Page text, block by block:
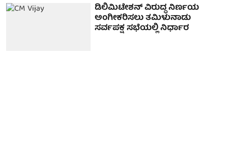
ಡಿಲಿಮಿಟೇಶನ್ ವಿರುದ್ಧ ನಿರ್ಣಯ
ಅಂಗೀಕರಿಸಲು ತಮಿಳುನಾಡು
ಸರ್ವಪಕ್ಷ ಸಭೆಯಲ್ಲಿ ನಿರ್ಧಾರ